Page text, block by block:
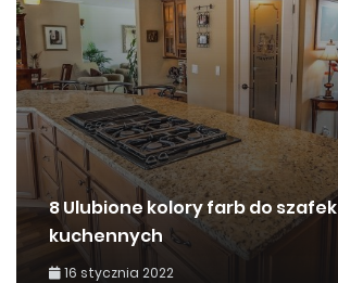
8 Ulubione kolory farb do szafek
kuchennych
16 stycznia 2022